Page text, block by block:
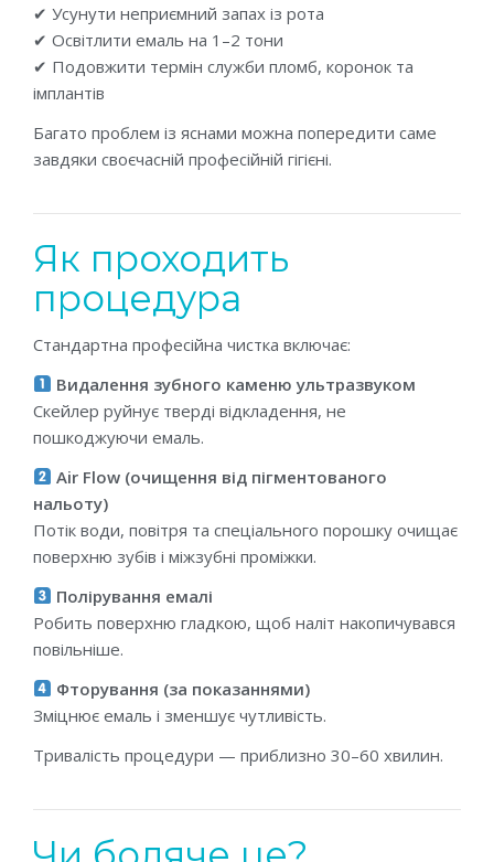
✔ Усунути неприємний запах із рота
✔ Освітлити емаль на 1–2 тони
✔ Подовжити термін служби пломб, коронок та
імплантів
Багато проблем із яснами можна попередити саме
завдяки своєчасній професійній гігієні.
Як проходить
процедура
Стандартна професійна чистка включає:
Видалення зубного каменю ультразвуком
Скейлер руйнує тверді відкладення, не
пошкоджуючи емаль.
Air Flow (очищення від пігментованого
нальоту)
Потік води, повітря та спеціального порошку очищає
поверхню зубів і міжзубні проміжки.
Полірування емалі
Робить поверхню гладкою, щоб наліт накопичувався
повільніше.
Фторування (за показаннями)
Зміцнює емаль і зменшує чутливість.
Тривалість процедури — приблизно 30–60 хвилин.